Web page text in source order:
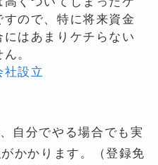
ので、特に将来資金
はあまりケチらない
。
社設立
自分でやる場合でも実
かかります。（登録免